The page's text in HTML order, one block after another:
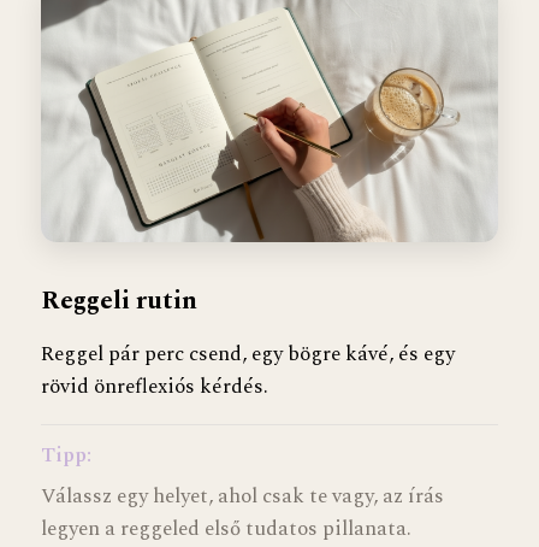
Reggeli rutin
Reggel pár perc csend, egy bögre kávé, és egy
rövid önreflexiós kérdés.
Tipp:
Válassz egy helyet, ahol csak te vagy, az írás
legyen a reggeled első tudatos pillanata.